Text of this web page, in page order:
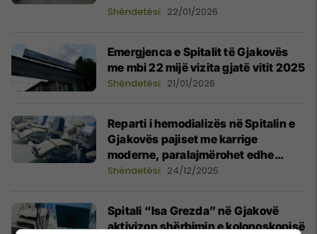
Shëndetësi 22/01/2026
Emergjenca e Spitalit të Gjakovës
me mbi 22 mijë vizita gjatë vitit 2025
Shëndetësi 21/01/2026
Reparti i hemodializës në Spitalin e
Gjakovës pajiset me karrige
moderne, paralajmërohet edhe
renovimi
Shëndetësi 24/12/2025
Spitali “Isa Grezda” në Gjakovë
aktivizon shërbimin e kolonoskopisë